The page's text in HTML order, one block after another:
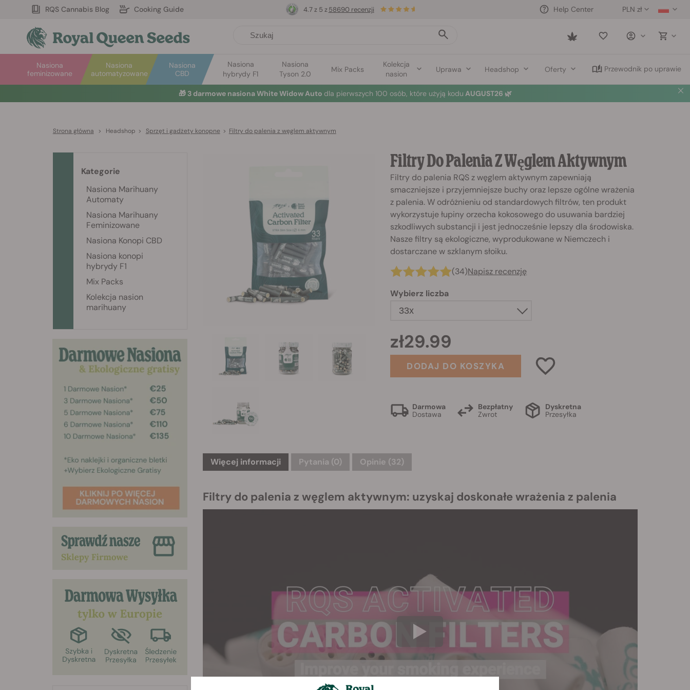
RQS Cannabis Blog Cooking Guide PLN zł
Help Center
Saved
Nasiona
automatyzowane
Nasiona
feminizowane
Nasiona
CBD
Nasiona
hybrydy F1
Nasiona
Tyson 2.0
Mix Packs
Kolekcja
nasion
Uprawa Headshop Oferty Przewodnik po uprawie
4.7 z 5 z 58690 recenzji
🎁 3 darmowe nasiona White Widow Auto dla pierwszych 100 osób, które użyją kodu AUGUST26 🌿
Strona główna > Headshop > Sprzęt i gadżety konopne > Filtry do palenia z węglem aktywnym
Filtry Do Palenia Z Węglem Aktywnym
Filtry do palenia RQS z węglem aktywnym zapewniają
smaczniejsze i przyjemniejsze buchy oraz lepsze ogólne wrażenia
z palenia. W odróżnieniu od standardowych filtrów, ten produkt
wykorzystuje łupiny orzecha kokosowego do usuwania bardziej
szkodliwych substancji i jest jednocześnie lepszy dla środowiska.
Nasze filtry są ekologiczne, wyprodukowane w Niemczech i
dostarczane w szklanym słoiku.
(34)Napisz recenzję
Wybierz liczba
33x
zł29.99
DODAJ DO KOSZYKA
Darmowa
Dostawa
Bezpłatny
Zwrot
Dyskretna
Przesyłka
Więcej informacji Pytania (0) Opinie (32)
Filtry do palenia z węglem aktywnym: uzyskaj doskonałe wrażenia z palenia
Kategorie
Nasiona Marihuany
Automaty
Nasiona Marihuany
Feminizowane
Nasiona Konopi CBD
Nasiona konopi
hybrydy F1
Mix Packs
Kolekcja nasion
marihuany